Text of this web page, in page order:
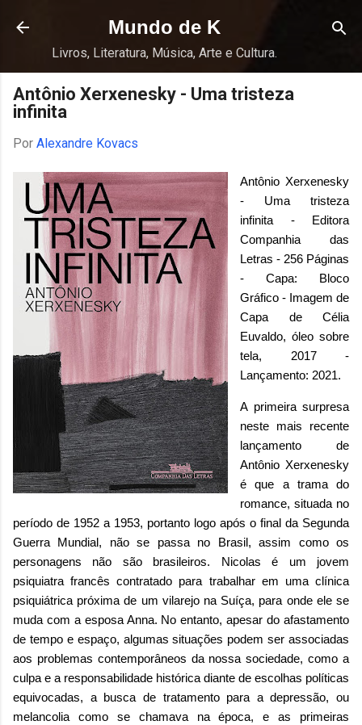
Pular para o conteúdo principal
Mundo de K
Livros, Literatura, Música, Arte e Cultura.
Antônio Xerxenesky - Uma tristeza
infinita
Por Alexandre Kovacs
Antônio Xerxenesky
- Uma tristeza
infinita - Editora
Companhia das
Letras - 256 Páginas
- Capa: Bloco
Gráfico - Imagem de
Capa de Célia
Euvaldo, óleo sobre
tela, 2017 -
Lançamento: 2021.
A primeira surpresa
neste mais recente
lançamento de
Antônio Xerxenesky
é que a trama do
romance, situada no
período de 1952 a 1953, portanto logo após o final da Segunda
Guerra Mundial, não se passa no Brasil, assim como os
personagens não são brasileiros. Nicolas é um jovem
psiquiatra francês contratado para trabalhar em uma clínica
psiquiátrica próxima de um vilarejo na Suíça, para onde ele se
muda com a esposa Anna. No entanto, apesar do afastamento
de tempo e espaço, algumas situações podem ser associadas
aos problemas contemporâneos da nossa sociedade, como a
culpa e a responsabilidade histórica diante de escolhas políticas
equivocadas, a busca de tratamento para a depressão, ou
melancolia como se chamava na época, e as primeiras